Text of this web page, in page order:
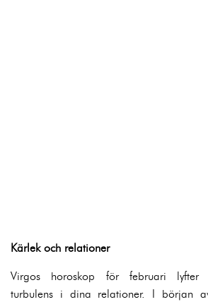
Kärlek och relationer
Virgos horoskop för februari lyfter
turbulens i dina relationer. I början